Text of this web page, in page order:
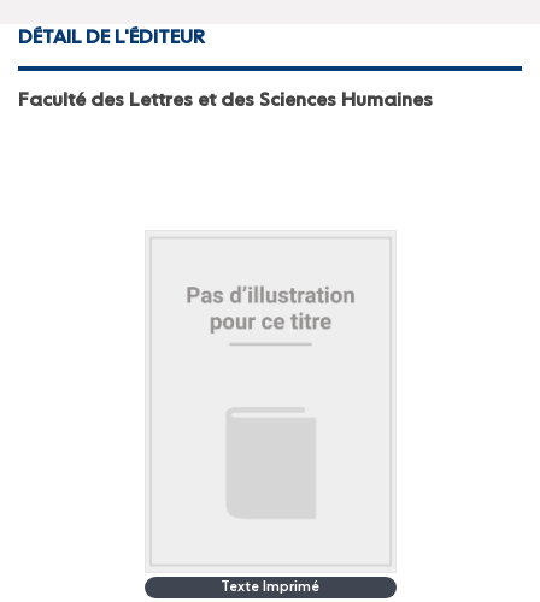
DÉTAIL DE L'ÉDITEUR
Faculté des Lettres et des Sciences Humaines
Texte Imprimé